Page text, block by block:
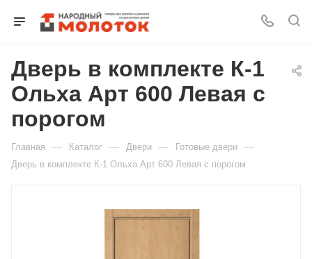
Дверь в комплекте К-1
Ольха Арт 600 Левая с
порогом
Главная — Каталог — Двери — Готовые двери —
Дверь в комплекте К-1 Ольха Арт 600 Левая с порогом
Для клиентов всех банков
Разбейте
оплату
без переплат
График платежей